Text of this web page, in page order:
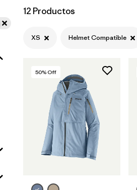
Filtrar por
Features & Processes
Filtrar por
Materials & Fabric
12 Productos
XS Helmet Compatible
50% Off